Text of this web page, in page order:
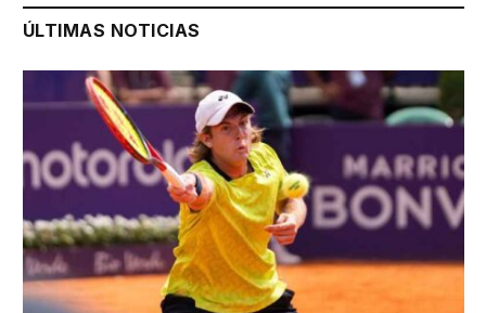
ÚLTIMAS NOTICIAS